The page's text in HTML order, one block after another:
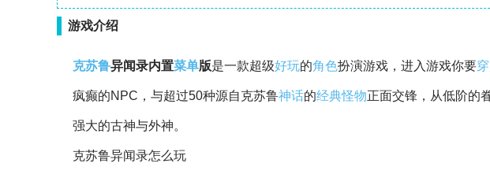
游戏介绍
克苏鲁异闻录内置菜单版是一款超级好玩的角色扮演游戏，进入游戏你要
疯癫的NPC，与超过50种源自克苏鲁神话的经典怪物正面交锋，从低阶的
强大的古神与外神。
克苏鲁异闻录怎么玩